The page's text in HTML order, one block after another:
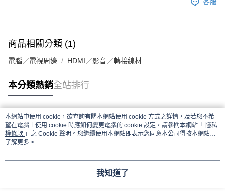
商品相關分類 (1)
電腦／電視周邊 HDMI／影音／轉接線材
本分類熱銷全站排行
熱門標籤
本網站中使用 cookie，欲查詢有關本網站使用 cookie 方式之詳情，及若您不希
望在電腦上使用 cookie 時應如何變更電腦的 cookie 設定，請參閱本網站「 隱私
權條款 」之 Cookie 聲明。您繼續使用本網站即表示您同意本公司得按本網站使
用條款之 Cookie 聲明使用 cookie。
了解更多 >
我知道了